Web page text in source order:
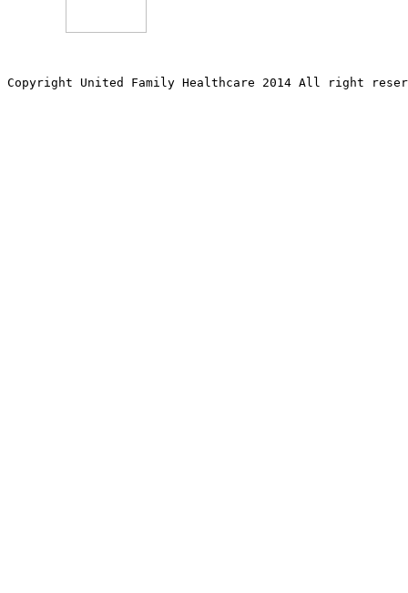
Copyright United Family Healthcare 2014 All right